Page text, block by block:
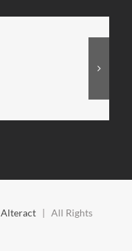
Alteract| All Rights